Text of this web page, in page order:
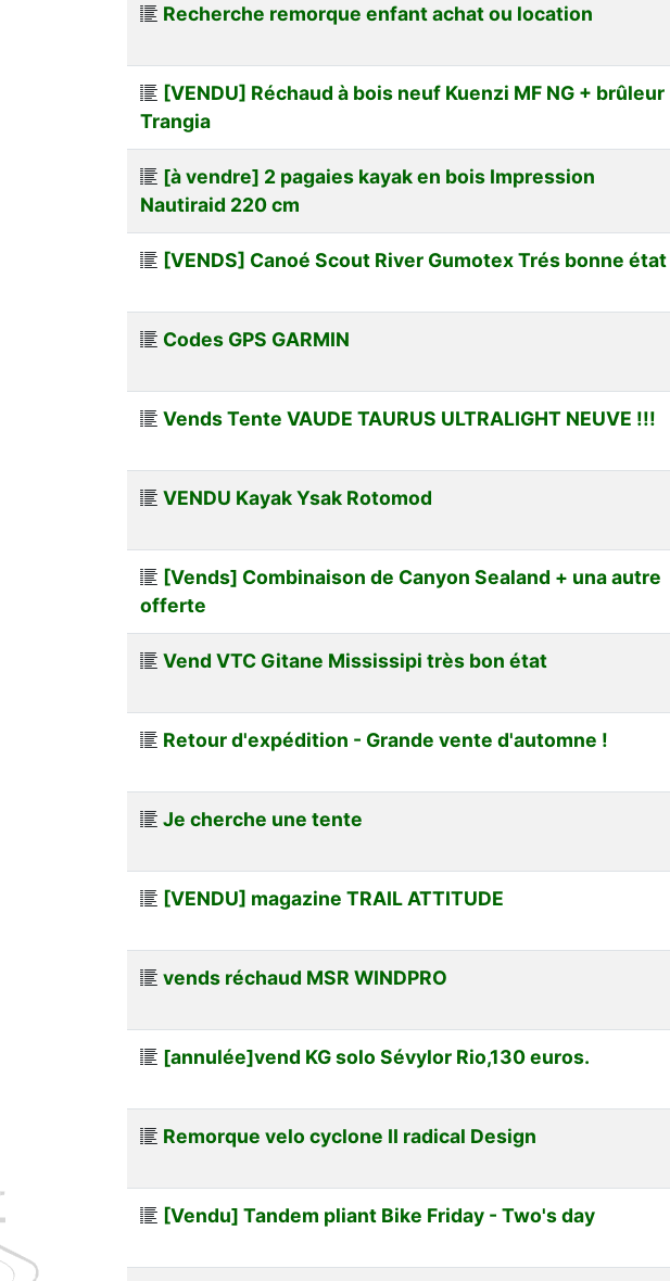
Recherche remorque enfant achat ou location
[VENDU] Réchaud à bois neuf Kuenzi MF NG + brûleur
Trangia
[à vendre] 2 pagaies kayak en bois Impression
Nautiraid 220 cm
[VENDS] Canoé Scout River Gumotex Trés bonne état
Codes GPS GARMIN
Vends Tente VAUDE TAURUS ULTRALIGHT NEUVE !!!
VENDU Kayak Ysak Rotomod
[Vends] Combinaison de Canyon Sealand + una autre
offerte
Vend VTC Gitane Mississipi très bon état
Retour d'expédition - Grande vente d'automne !
Je cherche une tente
[VENDU] magazine TRAIL ATTITUDE
vends réchaud MSR WINDPRO
[annulée]vend KG solo Sévylor Rio,130 euros.
Remorque velo cyclone II radical Design
[Vendu] Tandem pliant Bike Friday - Two's day